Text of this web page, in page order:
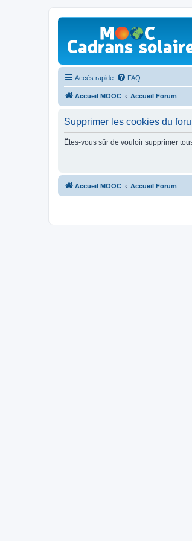
Accès rapide FAQ
Accueil MOOC Accueil Forum
Supprimer les cookies du
Êtes-vous sûr de vouloir supprimer
Accueil MOOC Accueil Forum